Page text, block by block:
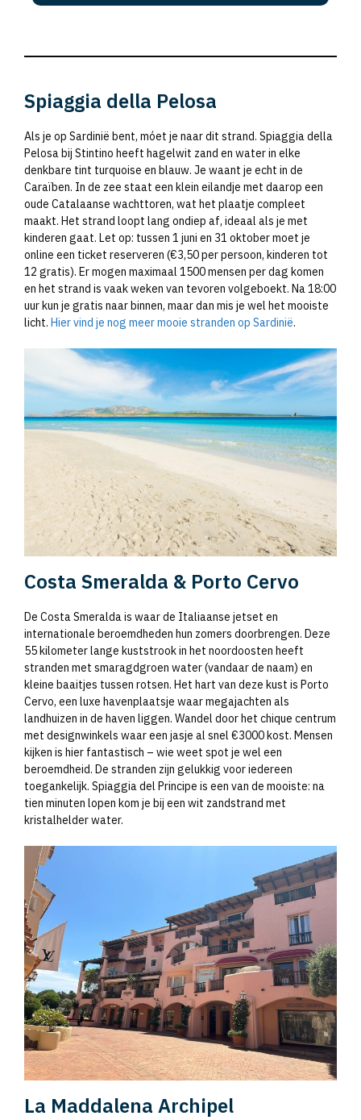
Spiaggia della Pelosa
Als je op Sardinië bent, móet je naar dit strand. Spiaggia della
Pelosa bij Stintino heeft hagelwit zand en water in elke
denkbare tint turquoise en blauw. Je waant je echt in de
Caraïben. In de zee staat een klein eilandje met daarop een
oude Catalaanse wachttoren, wat het plaatje compleet
maakt. Het strand loopt lang ondiep af, ideaal als je met
kinderen gaat. Let op: tussen 1 juni en 31 oktober moet je
online een ticket reserveren (€3,50 per persoon, kinderen tot
12 gratis). Er mogen maximaal 1500 mensen per dag komen
en het strand is vaak weken van tevoren volgeboekt. Na 18:00
uur kun je gratis naar binnen, maar dan mis je wel het mooiste
licht. Hier vind je nog meer mooie stranden op Sardinië.
Costa Smeralda & Porto Cervo
De Costa Smeralda is waar de Italiaanse jetset en
internationale beroemdheden hun zomers doorbrengen. Deze
55 kilometer lange kuststrook in het noordoosten heeft
stranden met smaragdgroen water (vandaar de naam) en
kleine baaitjes tussen rotsen. Het hart van deze kust is Porto
Cervo, een luxe havenplaatsje waar megajachten als
landhuizen in de haven liggen. Wandel door het chique centrum
met designwinkels waar een jasje al snel €3000 kost. Mensen
kijken is hier fantastisch – wie weet spot je wel een
beroemdheid. De stranden zijn gelukkig voor iedereen
toegankelijk. Spiaggia del Principe is een van de mooiste: na
tien minuten lopen kom je bij een wit zandstrand met
kristalhelder water.
La Maddalena Archipel